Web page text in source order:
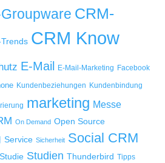
CRM-
CRM Know
E-Mail E-Mail-Marketing Facebook
Kundenbeziehungen Kundenbindung
marketing Messe
On Demand Open Source
Service Sicherheit Social CRM
Studie Studien Thunderbird Tipps